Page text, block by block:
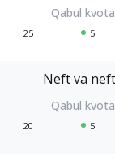
25 5
Neft va
20 5